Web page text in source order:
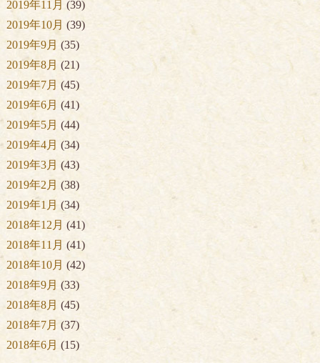
2019年11月 (39)
2019年10月 (39)
2019年9月 (35)
2019年8月 (21)
2019年7月 (45)
2019年6月 (41)
2019年5月 (44)
2019年4月 (34)
2019年3月 (43)
2019年2月 (38)
2019年1月 (34)
2018年12月 (41)
2018年11月 (41)
2018年10月 (42)
2018年9月 (33)
2018年8月 (45)
2018年7月 (37)
2018年6月 (15)